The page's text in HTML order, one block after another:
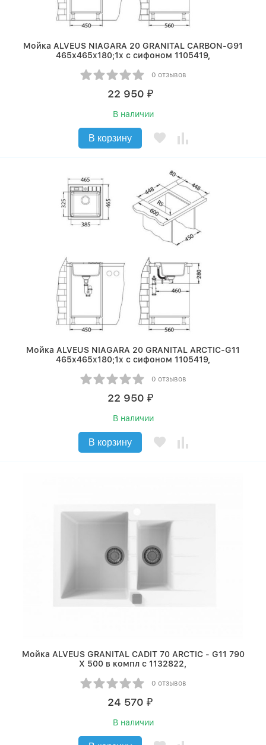
Мойка ALVEUS NIAGARA 20 GRANITAL CARBON-G91
465x465x180;1x с сифоном 1105419,
0 отзывов
22 950 ₽
В наличии
В корзину
Мойка ALVEUS NIAGARA 20 GRANITAL ARCTIC-G11
465x465x180;1x с сифоном 1105419,
0 отзывов
22 950 ₽
В наличии
В корзину
Мойка ALVEUS GRANITAL CADIT 70 ARCTIC - G11 790
X 500 в компл с 1132822,
0 отзывов
24 570 ₽
В наличии